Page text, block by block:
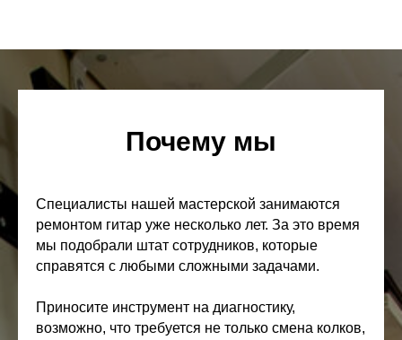
Почему мы
Специалисты нашей мастерской занимаются
ремонтом гитар уже несколько лет. За это время
мы подобрали штат сотрудников, которые
справятся с любыми сложными задачами.
Приносите инструмент на диагностику,
возможно, что требуется не только смена колков,